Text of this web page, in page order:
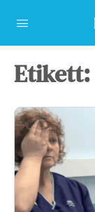
Etikett: